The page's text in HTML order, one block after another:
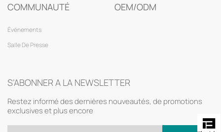
COMMUNAUTÉ
Événements
Salle De Presse
OEM/ODM
S’ABONNER A LA NEWSLETTER
Restez informé des dernières nouveautés, de promotions
exclusives et plus encore